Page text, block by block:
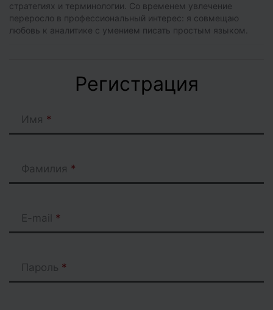
стратегиях и терминологии. Со временем увлечение
переросло в профессиональный интерес: я совмещаю
любовь к аналитике с умением писать простым языком.
Регистрация
Имя
Фамилия
E-mail
Пароль